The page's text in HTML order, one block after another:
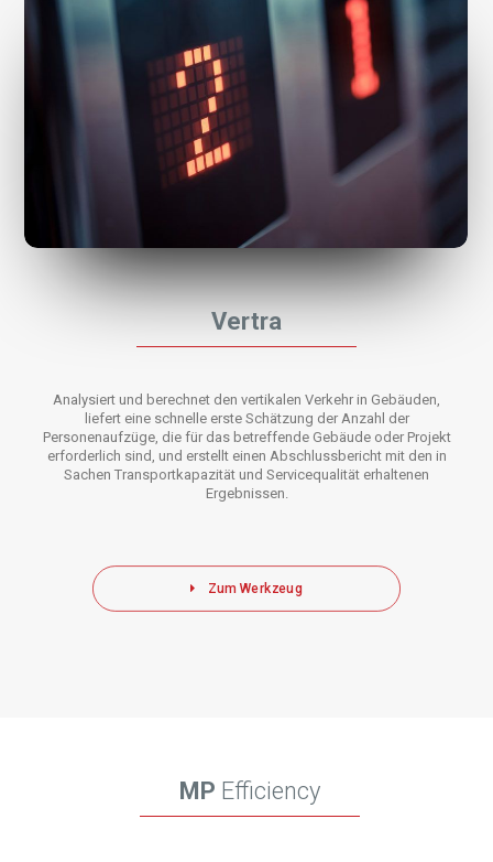
Vertra
Analysiert und berechnet den vertikalen Verkehr in Gebäuden,
liefert eine schnelle erste Schätzung der Anzahl der
Personenaufzüge, die für das betreffende Gebäude oder Projekt
erforderlich sind, und erstellt einen Abschlussbericht mit den in
Sachen Transportkapazität und Servicequalität erhaltenen
Ergebnissen.
Zum Werkzeug
MP Efficiency